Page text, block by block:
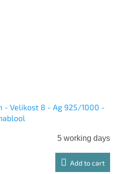
- Velikost 8 - Ag 925/1000 -
5 working days
Add to cart